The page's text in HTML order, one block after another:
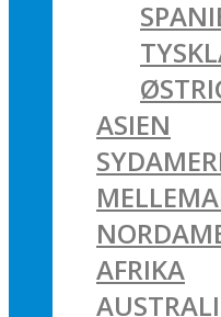
ASIEN
AFRIKA